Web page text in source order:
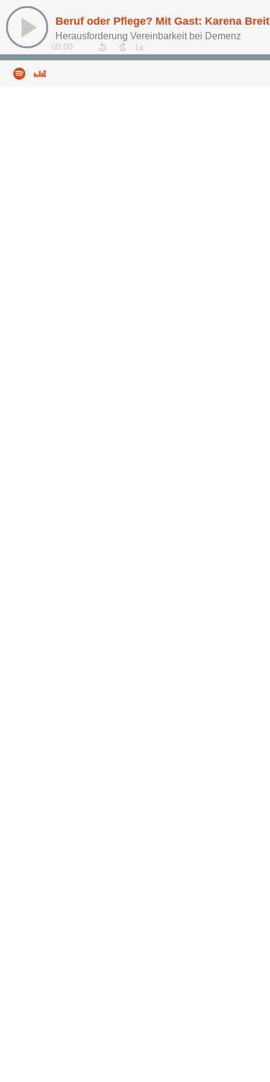
Beruf oder Pflege? Mit Gast: Karena
Herausforderung Vereinbarkeit bei Demenz
00:00